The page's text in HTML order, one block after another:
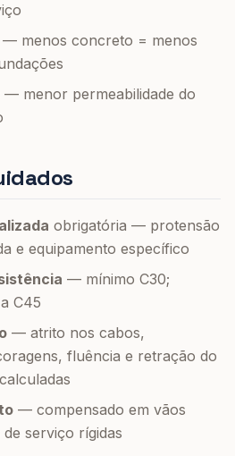
— menos concreto = menos
— menor permeabilidade do
obrigatória — protensão
e equipamento específico
— mínimo C30;
C45
— atrito nos cabos,
fluência e retração do
— compensado em vãos
serviço rígidas